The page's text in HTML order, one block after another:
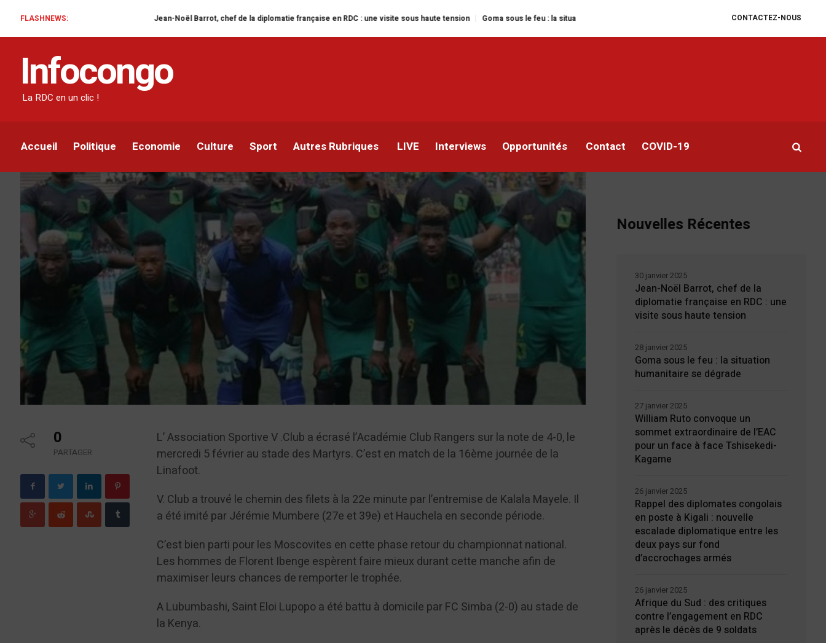
CONTACTEZ-NOUS
FLASHNEWS: Jean-Noël Barrot, chef de la diplomatie française en RDC : une visite sous haute tension Goma sous le feu : la situation humanitaire se dégrade William Ruto convoque un sommet extraordinaire
Infocongo
La RDC en un clic !
Accueil Politique Economie Culture Sport Autres Rubriques LIVE Interviews Opportunités Contact COVID-19
Linafoot-D1: V. Club dicte sa loi à Rangers (4-0)
0
PARTAGER
L’ Association Sportive V .Club a écrasé l’Académie Club Rangers sur la note de 4-0, le
mercredi 5 février au stade des Martyrs. C’est en match de la 16ème journée de la
Linafoot.
V. Club a trouvé le chemin des filets à la 22e minute par l’entremise de Kalala Mayele. Il
a été imité par Jérémie Mumbere (27e et 39e) et Hauchela en seconde période.
C’est bien parti pour les Moscovites en cette phase retour du championnat national.
Les hommes de Florent Ibenge espèrent faire mieux durant cette manche afin de
maximiser leurs chances de remporter le trophée.
A Lubumbashi, Saint Eloi Lupopo a été battu à domicile par FC Simba (2-0) au stade de
la Kenya.
Nouvelles Récentes
Jean-Noël Barrot, chef de la
diplomatie française en RDC : une
visite sous haute tension
30 janvier 2025
Goma sous le feu : la situation
humanitaire se dégrade
28 janvier 2025
William Ruto convoque un
sommet extraordinaire de l’EAC
pour un face à face Tshisekedi-
Kagame
27 janvier 2025
Rappel des diplomates congolais
en poste à Kigali : nouvelle
escalade diplomatique entre les
deux pays sur fond
d’accrochages armés
26 janvier 2025
Afrique du Sud : des critiques
contre l’engagement en RDC
après le décès de 9 soldats
26 janvier 2025